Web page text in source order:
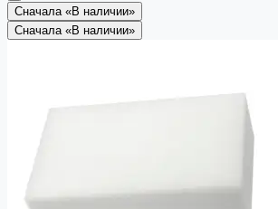
Сначала «В наличии»
Сначала «В наличии»